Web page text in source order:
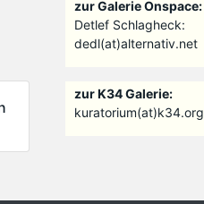
zur Galerie Onspace:
Detlef Schlagheck:
dedl(at)alternativ.net
zur K34 Galerie:
kuratorium(at)k34.org